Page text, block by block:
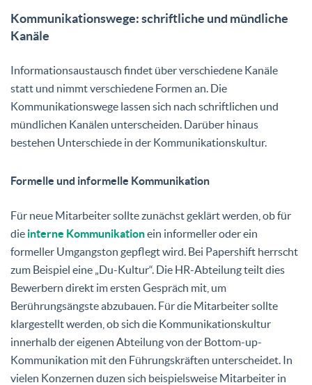
Powered by
Kommunikationswege: schriftliche und mündliche
Kanäle
Informationsaustausch findet über verschiedene Kanäle
statt und nimmt verschiedene Formen an. Die
Kommunikationswege lassen sich nach schriftlichen und
mündlichen Kanälen unterscheiden. Darüber hinaus
bestehen Unterschiede in der Kommunikationskultur.
Formelle und informelle Kommunikation
Für neue Mitarbeiter sollte zunächst geklärt werden, ob für
die interne Kommunikationein informeller oder ein
formeller Umgangston gepflegt wird. Bei Papershift herrscht
zum Beispiel eine „Du-Kultur“. Die HR-Abteilung teilt dies
Bewerbern direkt im ersten Gespräch mit, um
Berührungsängste abzubauen. Für die Mitarbeiter sollte
klargestellt werden, ob sich die Kommunikationskultur
innerhalb der eigenen Abteilung von der Bottom-up-
Kommunikation mit den Führungskräften unterscheidet. In
vielen Konzernen duzen sich beispielsweise Mitarbeiter in